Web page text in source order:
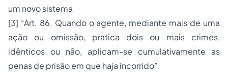
um novo sistema.
[3] “Art. 86. Quando o agente, mediante mais de uma
ação ou omissão, pratica dois ou mais crimes,
idênticos ou não, aplicam-se cumulativamente as
penas de prisão em que haja incorrido”.